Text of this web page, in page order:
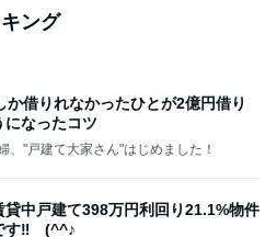
ング
か借りれなかったひとが2億円借り
になったコツ
、"戸建て大家さん"はじめました！
貸中戸建て398万円利回り21.1%物件
す‼ (^^♪